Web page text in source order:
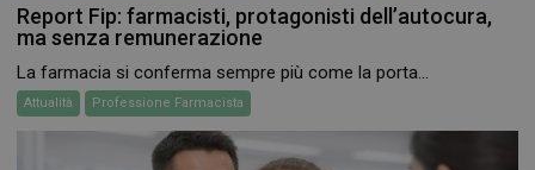
Report Fip: farmacisti, protagonisti dell’autocura,
ma senza remunerazione
La farmacia si conferma sempre più come la porta...
Attualità Professione Farmacista